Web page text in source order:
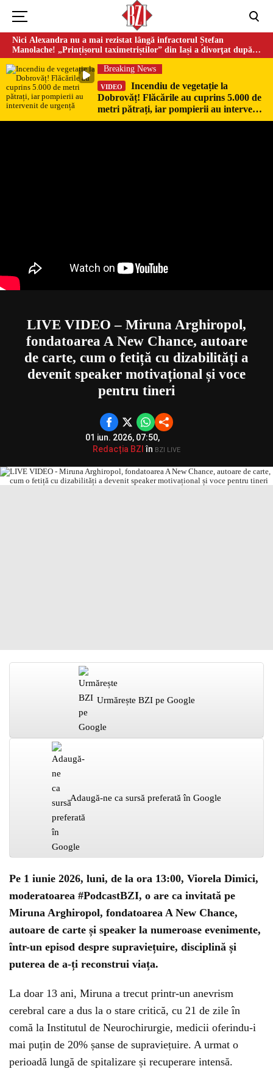
Nici Alexandra nu a mai rezistat lângă infractorul Ștefan
Manolache! „Prințișorul taximetriștilor” din Iași a divorţat după
doi ani de căsnicie
Breaking News
VIDEO
Incendiu de vegetație la
Dobrovăț! Flăcările au cuprins 5.000 de
metri pătrați, iar pompierii au intervenit
de urgență
LIVE VIDEO – Miruna Arghiropol,
fondatoarea A New Chance, autoare
de carte, cum o fetiță cu dizabilități a
devenit speaker motivațional și voce
pentru tineri
01 iun. 2026, 07:50,
Redacția BZI în BZI LIVE
Urmărește BZI pe Google
Adaugă-ne ca sursă preferată în Google
Pe 1 iunie 2026, luni, de la ora 13:00, Viorela Dimici,
moderatoarea #PodcastBZI, o are ca invitată pe
Miruna Arghiropol, fondatoarea A New Chance,
autoare de carte și speaker la numeroase evenimente,
într-un episod despre supraviețuire, disciplină și
puterea de a-ți reconstrui viața.
La doar 13 ani, Miruna a trecut printr-un anevrism
cerebral care a dus la o stare critică, cu 21 de zile în
comă la Institutul de Neurochirurgie, medicii oferindu-i
mai puțin de 20% șanse de supraviețuire. A urmat o
perioadă lungă de spitalizare și recuperare intensă.